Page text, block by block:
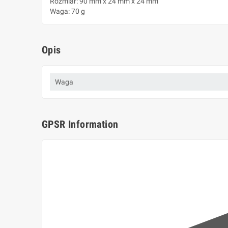
Waga: 70 g
Opis
Waga
GPSR Information